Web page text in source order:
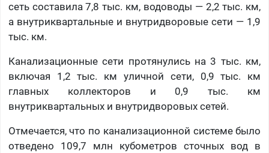
сеть составила 7,8 тыс. км, водоводы — 2,2 тыс. км,
а внутриквартальные и внутридворовые сети — 1,9
тыс. км.
Канализационные сети протянулись на 3 тыс. км,
включая 1,2 тыс. км уличной сети, 0,9 тыс. км
главных коллекторов и 0,9 тыс. км
внутриквартальных и внутридворовых сетей.
Отмечается, что по канализационной системе было
отведено 109,7 млн кубометров сточных вод в